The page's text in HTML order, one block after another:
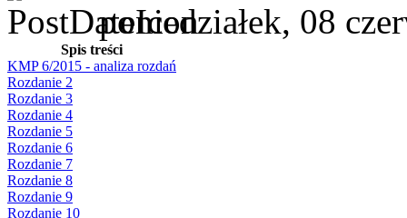
poniedziałek, 08
Spis treści
KMP 6/2015 - analiza rozdań
Rozdanie 2
Rozdanie 3
Rozdanie 4
Rozdanie 5
Rozdanie 6
Rozdanie 7
Rozdanie 8
Rozdanie 9
Rozdanie 10